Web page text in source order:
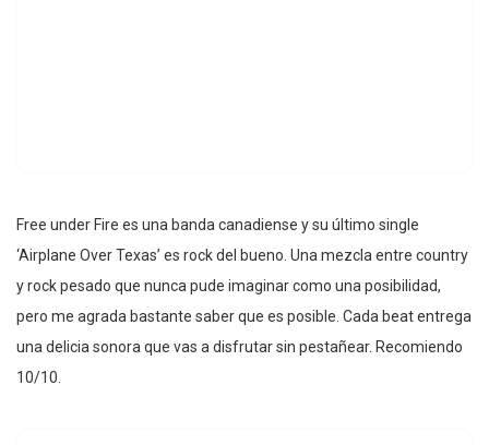
Free under Fire es una banda canadiense y su último single
‘Airplane Over Texas’ es rock del bueno. Una mezcla entre country
y rock pesado que nunca pude imaginar como una posibilidad,
pero me agrada bastante saber que es posible. Cada beat entrega
una delicia sonora que vas a disfrutar sin pestañear. Recomiendo
10/10.